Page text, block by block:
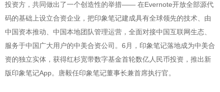
投资方，共同做出了一个创造性的举措—— 在Evernote开放全部源代
码的基础上设立合资企业，把印象笔记建成具有全球领先的技术、由
中国资本推动、中国本地团队管理运营，全面对接中国互联网生态、
服务于中国广大用户的中美合资公司。6月，印象笔记落地成为中美合
资的独立实体，获得红杉宽带数字基金首轮数亿人民币投资，推出新
版印象笔记App。唐毅任印象笔记董事长兼首席执行官。